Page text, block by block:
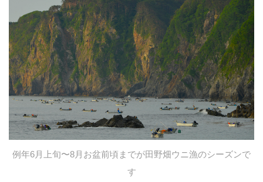
例年6月上旬〜8月お盆前頃までが田野畑ウニ漁のシーズンで
す